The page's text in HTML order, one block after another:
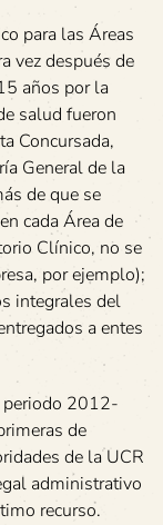
para las Áreas
vez después de
años por la
salud fueron
Concursada,
General de la
de que se
cada Área de
Clínico, no se
por ejemplo);
integrales del
a entes
periodo 2012-
de
de la UCR
administrativo
recurso.